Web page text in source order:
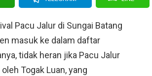
Pacu Jalur di Sungai Batang
masuk ke dalam daftar
tidak heran jika Pacu Jalur
Togak Luan, yang